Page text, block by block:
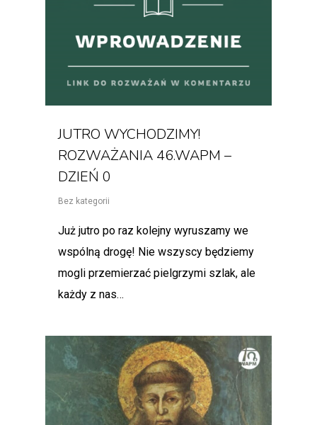
JUTRO WYCHODZIMY!
ROZWAŻANIA 46.WAPM –
DZIEŃ 0
Bez kategorii
Już jutro po raz kolejny wyruszamy we
wspólną drogę! Nie wszyscy będziemy
mogli przemierzać pielgrzymi szlak, ale
każdy z nas…